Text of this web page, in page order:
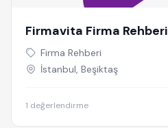
Firmavita Firma Rehberi
Firma Rehberi
İstanbul, Beşiktaş
1 değerlendirme